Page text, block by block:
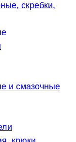
скребки,
и смазочные